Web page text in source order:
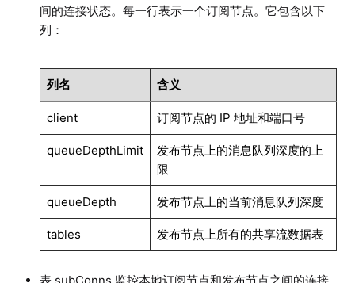
间的连接状态。每一行表示一个订阅节点。它包含以下
列：
列名 含义
client 订阅节点的 IP 地址和端口号
queueDepthLimit
发布节点上的消息队列深度的上
限
queueDepth 发布节点上的当前消息队列深度
tables 发布节点上所有的共享流数据表
表 subConns 监控本地订阅节点和发布节点之间的连接